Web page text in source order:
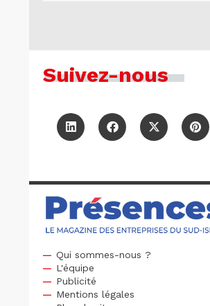
Suivez-nous
Qui sommes-nous ?
L'équipe
Publicité
Mentions légales